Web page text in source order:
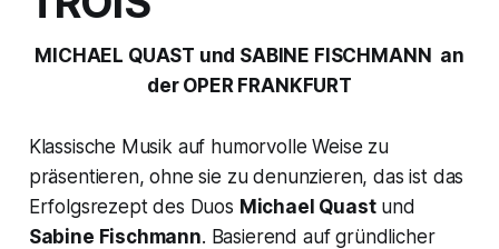
MICHAEL QUAST und SABINE FISCHMANN an
der OPER FRANKFURT
Klassische Musik auf humorvolle Weise zu
präsentieren, ohne sie zu denunzieren, das ist das
Erfolgsrezept des Duos Michael Quastund
Sabine Fischmann. Basierend auf gründlicher